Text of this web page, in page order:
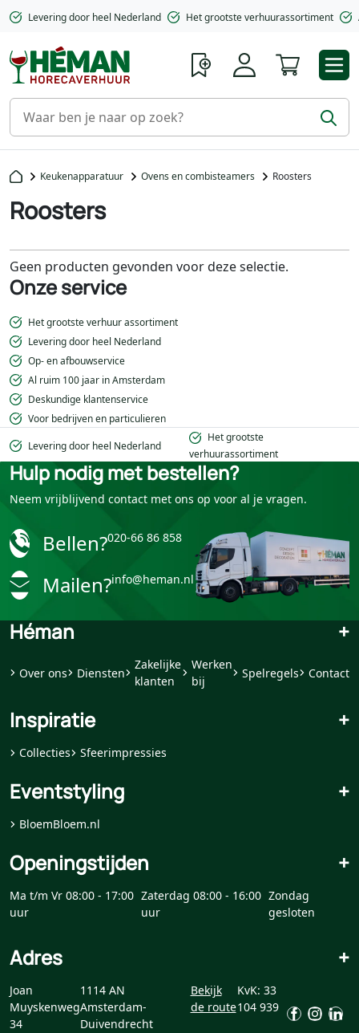
Levering door heel Nederland Het grootste verhuurassortiment
Onze service
Het grootste verhuur assortiment
Levering door heel Nederland
Op- en afbouwservice
Al ruim 100 jaar in Amsterdam
Deskundige klantenservice
Voor bedrijven en particulieren
Keukenapparatuur Ovens en combisteamers Roosters
Roosters
Geen producten gevonden voor deze selectie.
Levering door heel Nederland
Het grootste
verhuurassortiment
Hulp nodig met bestellen?
Neem vrijblijvend contact met ons op voor al je vragen.
Bellen?020-66 86 858
Mailen?info@heman.nl
Héman +
Over ons Diensten
Zakelijke
klanten
Werken
bij
Spelregels Contact
Inspiratie +
Collecties Sfeerimpressies
Eventstyling +
BloemBloem.nl
Openingstijden +
Ma t/m Vr 08:00 - 17:00
uur
Zaterdag 08:00 - 16:00
uur
Zondag
gesloten
Adres +
Joan
Muyskenweg
34
1114 AN
Amsterdam-
Duivendrecht
Bekijk
de route
KvK: 33
104 939